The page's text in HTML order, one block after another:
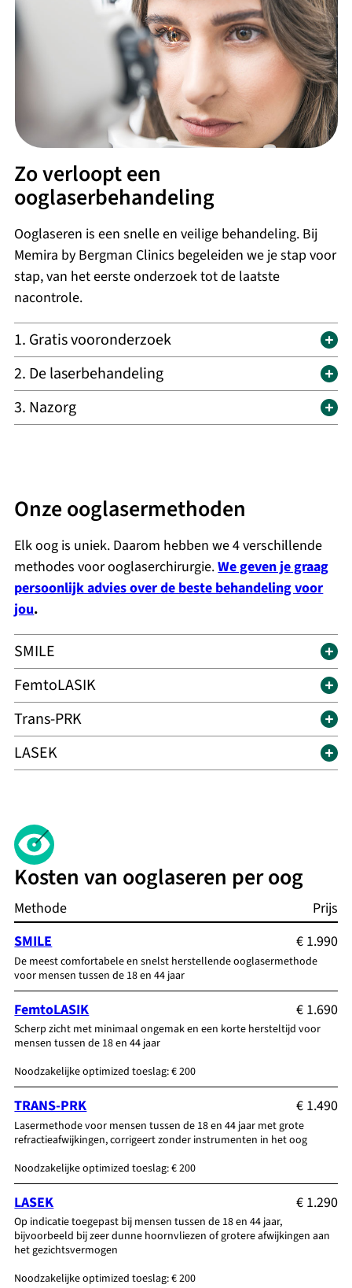
Zo verloopt een
ooglaserbehandeling
Ooglaseren is een snelle en veilige behandeling. Bij
Memira by Bergman Clinics begeleiden we je stap voor
stap, van het eerste onderzoek tot de laatste
nacontrole.
1. Gratis vooronderzoek
2. De laserbehandeling
3. Nazorg
Onze ooglasermethoden
Elk oog is uniek. Daarom hebben we 4 verschillende
methodes voor ooglaserchirurgie.We geven je graag
persoonlijk advies over de beste behandeling voor
jou.
SMILE
FemtoLASIK
Trans-PRK
LASEK
Kosten van ooglaseren per oog
Methode
Prijs
SMILE
€ 1.990
De meest comfortabele en snelst herstellende ooglasermethode
voor mensen tussen de 18 en 44 jaar
FemtoLASIK € 1.690
Scherp zicht met minimaal ongemak en een korte hersteltijd voor
mensen tussen de 18 en 44 jaar
Noodzakelijke optimized toeslag: € 200
TRANS-PRK € 1.490
Lasermethode voor mensen tussen de 18 en 44 jaar met grote
refractieafwijkingen, corrigeert zonder instrumenten in het oog
Noodzakelijke optimized toeslag: € 200
LASEK € 1.290
Op indicatie toegepast bij mensen tussen de 18 en 44 jaar,
bijvoorbeeld bij zeer dunne hoornvliezen of grotere afwijkingen aan
het gezichtsvermogen
Noodzakelijke optimized toeslag: € 200